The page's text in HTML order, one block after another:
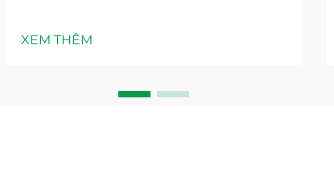
XEM THÊM